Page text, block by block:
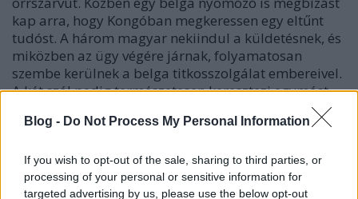
Blog - Do Not Process My Personal Information
If you wish to opt-out of the sale, sharing to third parties, or
processing of your personal or sensitive information for
targeted advertising by us, please use the below opt-out
kap arra, hogy Kongóban megkeressen egy eltűnt
tudóst. A három magyar nekiindul a küldetésnek, és
miközben az ügy végére járnak, folyamatosan
szembe kerülnek a belga titkosszolgálat embereivel.
A két szál pedig természetesen keresztezi egymást.
- A sztori alapötletét amúgy Kittenberger Kálmán
Kifarucímű novellája adta, amiben egy orrszarvú a
benne, és így elpusztul.